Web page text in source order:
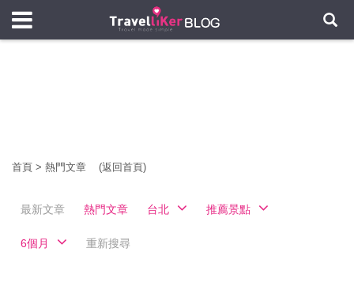
首頁 > 熱門文章 (返回首頁)
最新文章 熱門文章 台北 推薦景點
6個月 重新搜尋